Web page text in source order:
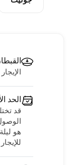
الحد
قد
هو